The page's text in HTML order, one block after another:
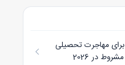
مهاجرت تحصیلی
در 2026